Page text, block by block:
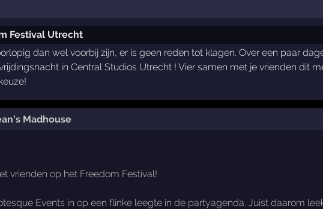
Festival Utrecht
dan wel voorbij zijn, er is geen reden tot klagen. Over een paar
in Central Studios Utrecht ! Vier samen met je vrienden dit
Madhouse
vrienden op het Freedom Festival!
Events in op een flinke leegte in de partyagenda. Juist daarom